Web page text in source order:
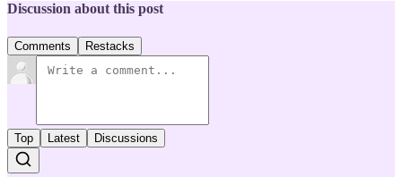
Discussion about this post
Comments Restacks
Top Latest Discussions